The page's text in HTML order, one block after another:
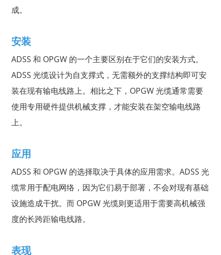
成。
安装
ADSS 和 OPGW 的一个主要区别在于它们的安装方式。
ADSS 光缆设计为自支撑式，无需额外的支撑结构即可安
装在现有输电线路上。相比之下，OPGW 光缆通常需要
使用专用硬件提供机械支撑，才能安装在架空输电线路
上。
应用
ADSS 和 OPGW 的选择取决于具体的应用需求。ADSS 光
缆常用于配电网络，因为它们易于部署，不会对现有基础
设施造成干扰。而 OPGW 光缆则更适用于需要高机械强
度的长跨距输电线路。
表现